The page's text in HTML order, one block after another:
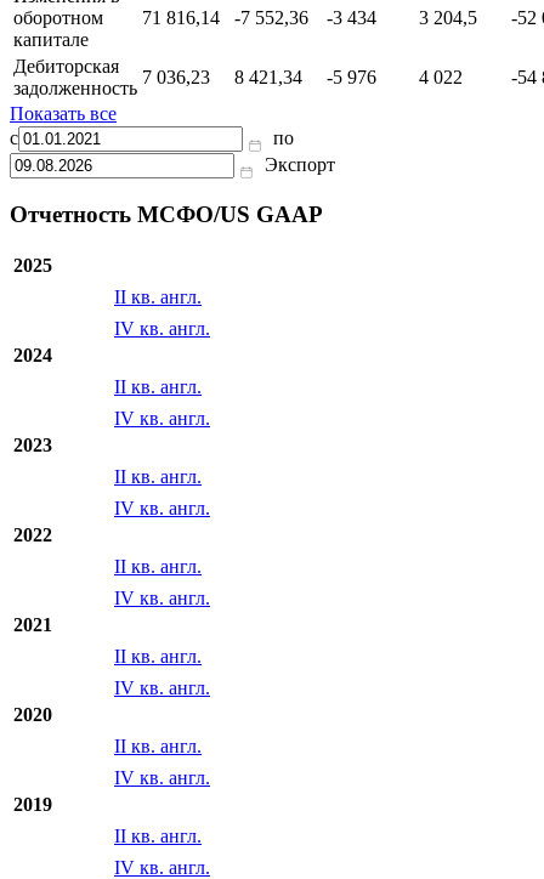
оборотном
капитале
71 816,14 -7 552,36 -3 434 3 204,5 -52
Дебиторская
задолженность
7 036,23 8 421,34 -5 976 4 022
-54
Показать все
с
по
Экспорт
Отчетность МСФО/US GAAP
2025
II кв. англ.
IV кв. англ.
2024
II кв. англ.
IV кв. англ.
2023
II кв. англ.
IV кв. англ.
2022
II кв. англ.
IV кв. англ.
2021
II кв. англ.
IV кв. англ.
2020
II кв. англ.
IV кв. англ.
2019
II кв. англ.
IV кв. англ.